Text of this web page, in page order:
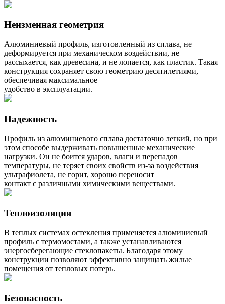
Неизменная геометрия
Алюминиевый профиль, изготовленный из сплава, не
деформируется при механическом воздействии, не
рассыхается, как древесина, и не лопается, как пластик. Такая
конструкция сохраняет свою геометрию десятилетиями,
обеспечивая максимальное
удобство в эксплуатации.
Надежность
Профиль из алюминиевого сплава достаточно легкий, но при
этом способе выдерживать повышенные механические
нагрузки. Он не боится ударов, влаги и перепадов
температуры, не теряет своих свойств из-за воздействия
ультрафиолета, не горит, хорошо переносит
контакт с различными химическими веществами.
Теплоизоляция
В теплых системах остекления применяется алюминиевый
профиль с термомостами, а также устанавливаются
энергосберегающие стеклопакеты. Благодаря этому
конструкции позволяют эффективно защищать жилые
помещения от тепловых потерь.
Безопасность